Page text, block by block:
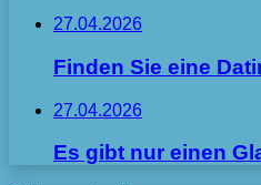
27.04.2026
Finden Sie eine
27.04.2026
Es gibt nur einen